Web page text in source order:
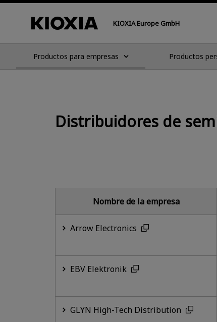
KIOXIA Europe GmbH
Productos para empresas Productos
Distribuidores de
Nombre de la empresa
Arrow Electronics
EBV Elektronik
GLYN High-Tech Distribution